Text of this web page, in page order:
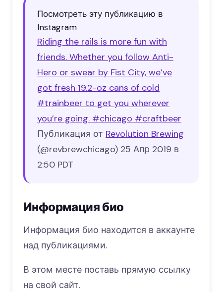
Посмотреть эту публикацию в
Instagram
Riding the rails is more fun with
friends. Whether you follow Anti-
Hero or swear by Fist City, we’ve
got fresh 19.2-oz cans of cold
#trainbeer to get you wherever
you’re going. #chicago #craftbeer
Публикация от Revolution Brewing
(@revbrewchicago) 25 Апр 2019 в
2:50 PDT
Информация био
Информация био находится в аккаунте
над публикациями.
В этом месте поставь прямую ссылку
на свой сайт.